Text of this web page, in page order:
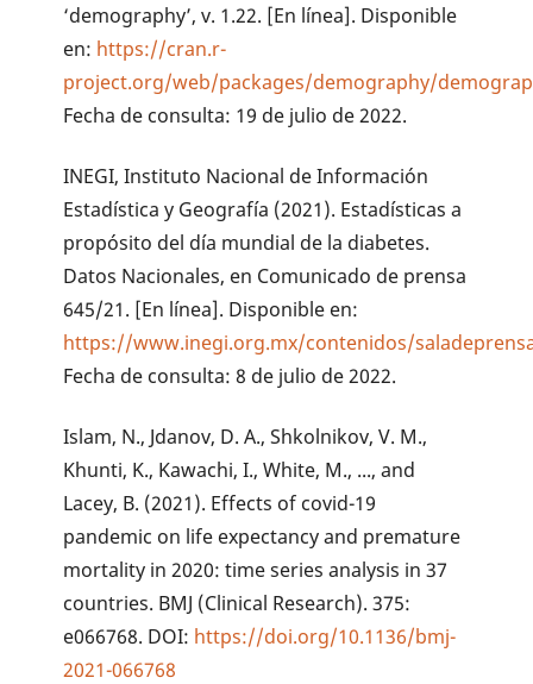
‘demography’, v. 1.22. [En línea]. Disponible
en: https://cran.r-
project.org/web/packages/demography/
Fecha de consulta: 19 de julio de 2022.
INEGI, Instituto Nacional de Información
Estadística y Geografía (2021). Estadísticas a
propósito del día mundial de la diabetes.
Datos Nacionales, en Comunicado de prensa
645/21. [En línea]. Disponible en:
https://www.inegi.org.mx/contenidos/
Fecha de consulta: 8 de julio de 2022.
Islam, N., Jdanov, D. A., Shkolnikov, V. M.,
Khunti, K., Kawachi, I., White, M., ..., and
Lacey, B. (2021). Effects of covid-19
pandemic on life expectancy and premature
mortality in 2020: time series analysis in 37
countries. BMJ (Clinical Research). 375:
e066768. DOI: https://doi.org/10.1136/bmj-
2021-066768